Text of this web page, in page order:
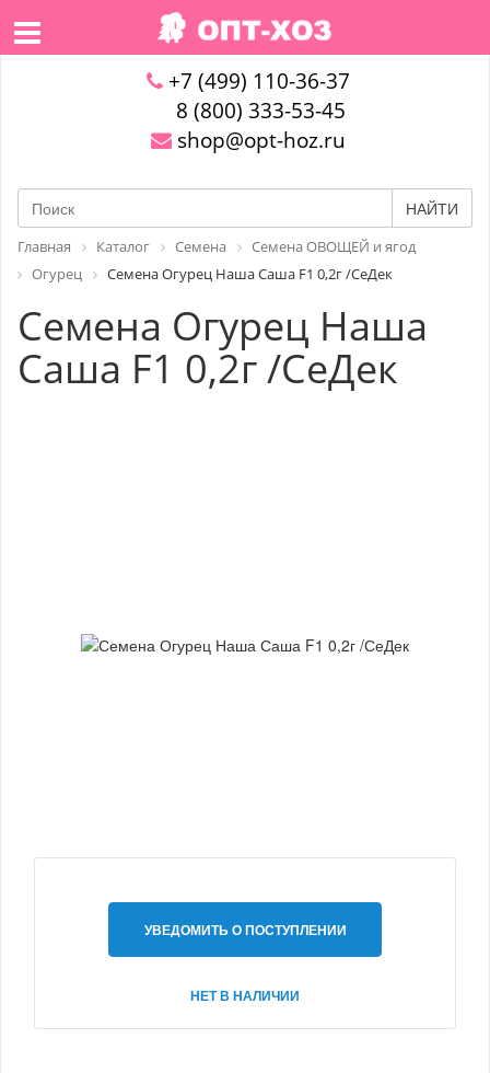
+7 (499) 110-36-37
8 (800) 333-53-45
shop@opt-hoz.ru
НАЙТИ
Главная Каталог Семена
Семена ОВОЩЕЙ и ягод
Огурец
Семена Огурец Наша Саша F1 0,2г /СеДек
Семена Огурец Наша
Саша F1 0,2г /СеДек
УВЕДОМИТЬ О ПОСТУПЛЕНИИ
НЕТ В НАЛИЧИИ